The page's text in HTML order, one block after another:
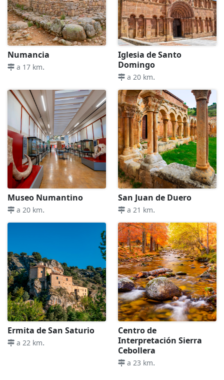
Numancia
a 17 km.
Iglesia de Santo
Domingo
a 20 km.
Museo Numantino
a 20 km.
San Juan de Duero
a 21 km.
Ermita de San Saturio
a 22 km.
Centro de
Interpretación Sierra
Cebollera
a 23 km.